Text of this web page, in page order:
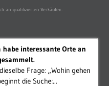
an qualifizierten Verkäufen.
interessante Orte an
Frage: „Wohin gehen
die Suche:...